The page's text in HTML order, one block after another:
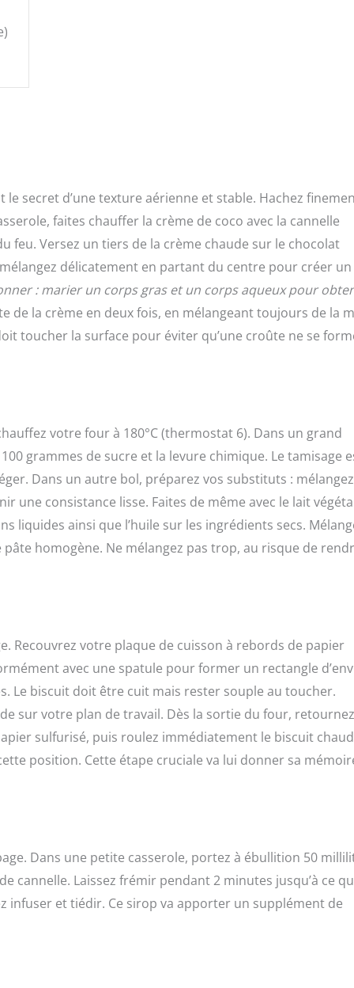
le secret d’une texture aérienne et stable. Hachez
faites chauffer la crème de coco avec la cannelle
feu. Versez un tiers de la crème chaude sur le chocolat
délicatement en partant du centre pour créer un
: marier un corps gras et un corps aqueux pour
de la crème en deux fois, en mélangeant toujours de la
toucher la surface pour éviter qu’une croûte ne se
votre four à 180°C (thermostat 6). Dans un grand
grammes de sucre et la levure chimique. Le tamisage
Dans un autre bol, préparez vos substituts :
une consistance lisse. Faites de même avec le lait
liquides ainsi que l’huile sur les ingrédients secs.
homogène. Ne mélangez pas trop, au risque de
Recouvrez votre plaque de cuisson à rebords de papier
avec une spatule pour former un rectangle
Le biscuit doit être cuit mais rester souple au toucher.
sur votre plan de travail. Dès la sortie du four,
sulfurisé, puis roulez immédiatement le biscuit chaud
position. Cette étape cruciale va lui donner sa
Dans une petite casserole, portez à ébullition 50
cannelle. Laissez frémir pendant 2 minutes jusqu’à ce
infuser et tiédir. Ce sirop va apporter un supplément de